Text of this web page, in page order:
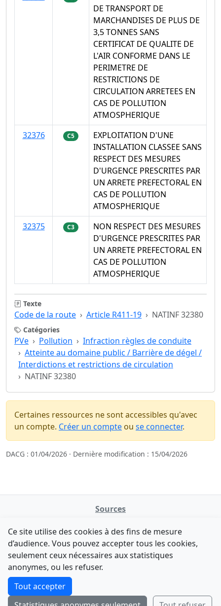
DE TRANSPORT DE
MARCHANDISES DE PLUS DE
3,5 TONNES SANS
CERTIFICAT DE QUALITE DE
L'AIR CONFORME DANS LE
PERIMETRE DE
RESTRICTIONS DE
CIRCULATION ARRETEES EN
CAS DE POLLUTION
ATMOSPHERIQUE
32376
C5
EXPLOITATION D'UNE
INSTALLATION CLASSEE SANS
RESPECT DES MESURES
D'URGENCE PRESCRITES PAR
UN ARRETE PREFECTORAL EN
CAS DE POLLUTION
ATMOSPHERIQUE
32375
C3
NON RESPECT DES MESURES
D'URGENCE PRESCRITES PAR
UN ARRETE PREFECTORAL EN
CAS DE POLLUTION
ATMOSPHERIQUE
Texte
Code de la route Article R411-19 NATINF 32380
Catégories
PVe Pollution
Infraction règles de conduite
Atteinte au domaine public / Barrière de dégel /
Interdictions et restrictions de circulation
NATINF 32380
Certaines ressources ne sont accessibles qu'avec
un compte. Créer un compte ou se connecter.
DACG : 01/04/2026 · Dernière modification : 15/04/2026
Sources
data.gouv.fr
Legifrance - API
Contact
F-Droid·App Store
Tchap
Comment avez-vous découvert NATINFo ?
Une courte réponse suffit (500 caractères max).
Ce site utilise des cookies à des fins de mesure
d’audience. Vous pouvez accepter tous les cookies,
seulement ceux nécessaires aux statistiques
anonymes, ou les refuser.
Tout accepter